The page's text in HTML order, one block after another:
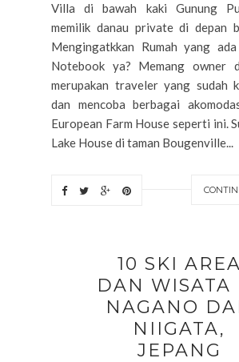
Villa di bawah kaki Gunung
memilik danau private di depan
Mengingatkkan Rumah yang
Notebook ya? Memang owner
merupakan traveler yang sudah
dan mencoba berbagai
European Farm House seperti ini.
Lake House di taman Bougenville...
10 SKI AREA
DAN WISATA
NAGANO
NIIGATA,
JEPANG